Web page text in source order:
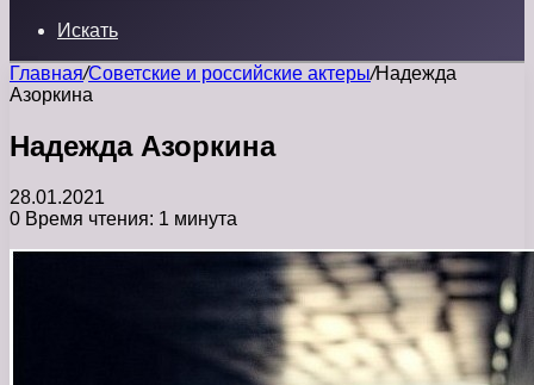
Искать
Главная/Советские и российские актеры/Надежда
Азоркина
Надежда Азоркина
28.01.2021
0 Время чтения: 1 минута